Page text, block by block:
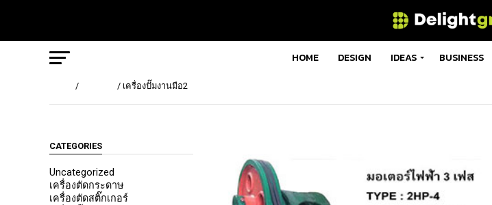
HOME DESIGN IDEAS BUSINESS
/ / เครื่องปั๊มงานมือ2
CATEGORIES
Uncategorized
เครื่องตัดกระดาษ
เครื่องตัดสติ๊กเกอร์